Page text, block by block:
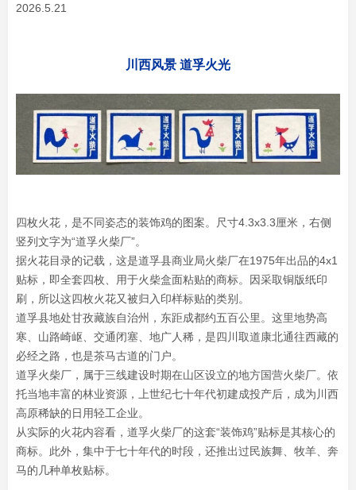
2026.5.21
川西风景 道孚火光
四枚火花，是不同姿态的装饰鸡的图案。尺寸4.3x3.3厘米，右侧
竖列文字为“道孚火柴厂”。
据火花目录的记载，这是道孚县商业局火柴厂在1975年出品的4x1
贴标，即全套四枚、用于火柴盒面粘贴的商标。因采取铜版纸印
刷，所以这四枚火花又被归入印样标贴的类别。
道孚县地处甘孜藏族自治州，东距成都约五百公里。这里地势高
寒、山路崎岖、交通闭塞、地广人稀，是四川取道康北通往西藏的
必经之路，也是茶马古道的门户。
道孚火柴厂，属于三线建设时期在山区设立的地方国营火柴厂。依
托当地丰富的林业资源，上世纪七十年代初建成投产后，成为川西
高原稀缺的日用轻工企业。
从实际的火花内容看，道孚火柴厂的这套“装饰鸡”贴标是其核心的
商标。此外，集中于七十年代的时段，还推出过民族舞、牧羊、奔
马的几种单枚贴标。